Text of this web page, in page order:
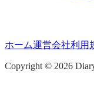
ホーム運営会社利用
Copyright © 2026